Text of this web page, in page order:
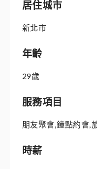
居住城市
新北市
年齡
29歲
服務項目
朋友聚會,鐘點約會,
時薪